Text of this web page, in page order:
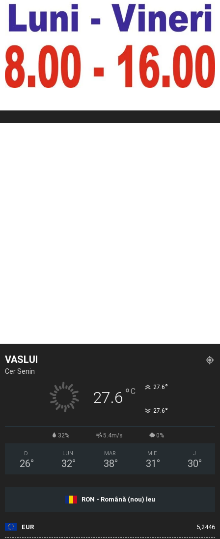
VASLUI
Cer Senin
27.6 °C 27.6°
27.6°
32% 5.4m/s 0%
D
26°
LUN
32°
MAR
38°
MIE
31 °
J
30°
RON - Română (nou) leu
EUR 5,2446